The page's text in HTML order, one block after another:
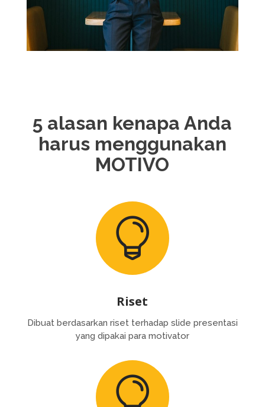
5 alasan kenapa Anda
harus menggunakan
MOTIVO

Riset
Dibuat berdasarkan riset terhadap slide presentasi
yang dipakai para motivator
